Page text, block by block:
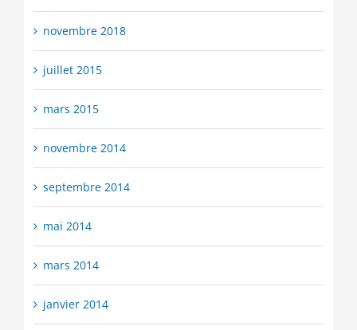
novembre 2018
juillet 2015
mars 2015
novembre 2014
septembre 2014
mai 2014
mars 2014
janvier 2014